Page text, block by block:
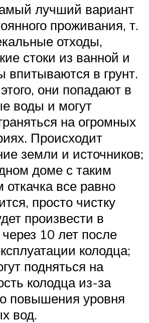
лучший вариант
проживания, т.
отходы,
стоки из ванной и
впитываются в грунт.
они попадают в
воды и могут
на огромных
Происходит
земли и источников;
доме с таким
откачка все равно
просто чистку
произвести в
10 лет после
колодца;
подняться на
колодца из-за
повышения уровня
вод.